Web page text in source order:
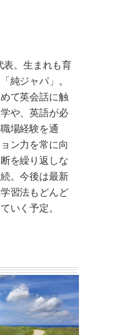
表。生まれも育
純ジャパ」。
て英会話に触
や、英語が必
場経験を通
ン力を常に向
を繰り返しな
。今後は最新
習法もどんど
いく予定。